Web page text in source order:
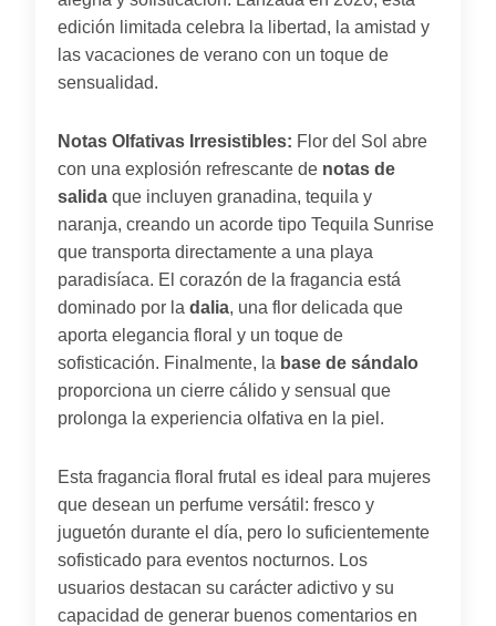
edición limitada celebra la libertad, la amistad y
las vacaciones de verano con un toque de
sensualidad.
Notas Olfativas Irresistibles: Flor del Sol abre
con una explosión refrescante de notas de
salida que incluyen granadina, tequila y
naranja, creando un acorde tipo Tequila Sunrise
que transporta directamente a una playa
paradisíaca. El corazón de la fragancia está
dominado por la dalia, una flor delicada que
aporta elegancia floral y un toque de
sofisticación. Finalmente, la base de sándalo
proporciona un cierre cálido y sensual que
prolonga la experiencia olfativa en la piel.
Esta fragancia floral frutal es ideal para mujeres
que desean un perfume versátil: fresco y
juguetón durante el día, pero lo suficientemente
sofisticado para eventos nocturnos. Los
usuarios destacan su carácter adictivo y su
capacidad de generar buenos comentarios en